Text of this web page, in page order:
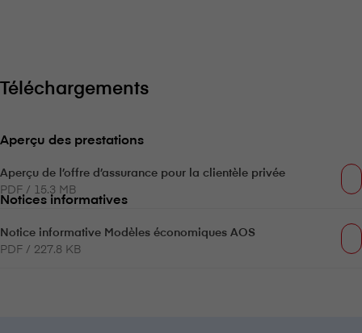
Téléchargements
Aperçu des prestations
Aperçu de l’offre d’assurance pour la clientèle privée
PDF / 15.3 MB
Notices informatives
Notice informative Modèles économiques AOS
PDF / 227.8 KB